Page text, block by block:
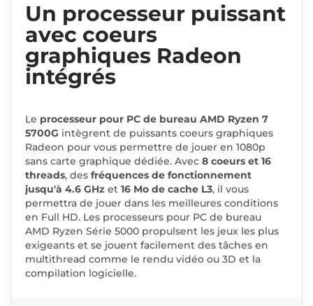
Un processeur puissant
avec coeurs
graphiques Radeon
intégrés
Le processeur pour PC de bureau AMD Ryzen 7
5700G intègrent de puissants coeurs graphiques
Radeon pour vous permettre de jouer en 1080p
sans carte graphique dédiée. Avec 8 coeurs et 16
threads, des fréquences de fonctionnement
jusqu'à 4.6 GHz et 16 Mo de cache L3, il vous
permettra de jouer dans les meilleures conditions
en Full HD. Les processeurs pour PC de bureau
AMD Ryzen Série 5000 propulsent les jeux les plus
exigeants et se jouent facilement des tâches en
multithread comme le rendu vidéo ou 3D et la
compilation logicielle.